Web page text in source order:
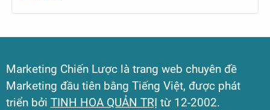
Marketing Chiến Lược là trang web chuyên đề
Marketing đầu tiên bằng Tiếng Việt, được phát
triển bởi TINH HOA QUẢN TRỊ từ 12-2002.